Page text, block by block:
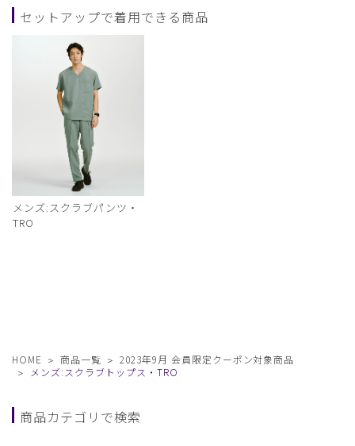
セットアップで着用できる商品
メンズ:スクラブパンツ・
TRO
HOME 商品一覧
2023年9月 会員限定クーポン対象商品
メンズ:スクラブトップス・TRO
商品カテゴリで検索